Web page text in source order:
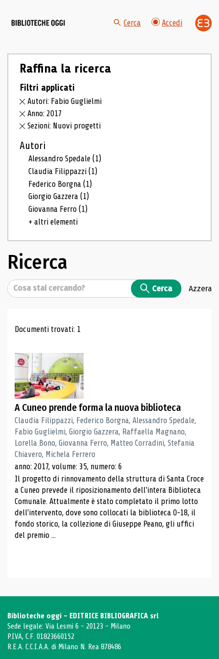
Cerca Accedi
Raffina la ricerca
Filtri applicati
Autori: Fabio Guglielmi
Anno: 2017
Sezioni: Nuovi progetti
Autori
Alessandro Spedale(1)
Claudia Filippazzi(1)
Federico Borgna(1)
Giorgio Gazzera(1)
Giovanna Ferro(1)
+ altri elementi
Ricerca
Cerca Cerca Azzera
Risultati di ricerca
Documenti trovati: 1
A Cuneo prende forma la nuova biblioteca
Claudia Filippazzi, Federico Borgna, Alessandro Spedale,
Fabio Guglielmi, Giorgio Gazzera, Raffaella Magnano,
Lorella Bono, Giovanna Ferro, Matteo Corradini, Stefania
Chiavero, Michela Ferrero
anno: 2017, volume: 35, numero: 6
Il progetto di rinnovamento della struttura di Santa Croce
a Cuneo prevede il riposizionamento dell'intera Biblioteca
Comunale. Attualmente è stato completato il primo lotto
dell'intervento, dove sono collocati la biblioteca 0-18, il
fondo storico, la collezione di Giuseppe Peano, gli uffici
del premio ...
Biblioteche oggi - EDITRICE BIBLIOGRAFICA srl
Sede legale: Via Lesmi 6 - 20123 - Milano
P.IVA, C.F. 01823660152
R.E.A. C.C.I.A.A. di Milano N. Rea 878486